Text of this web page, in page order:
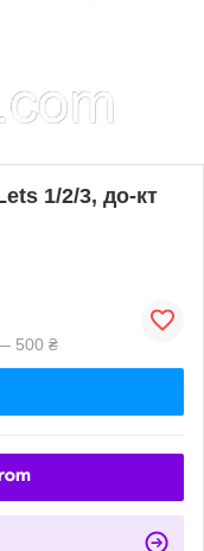
1/2/3, до-кт
500 ₴